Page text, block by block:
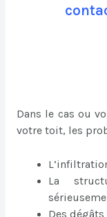
Dans le cas ou
votre toit, les
La
Des